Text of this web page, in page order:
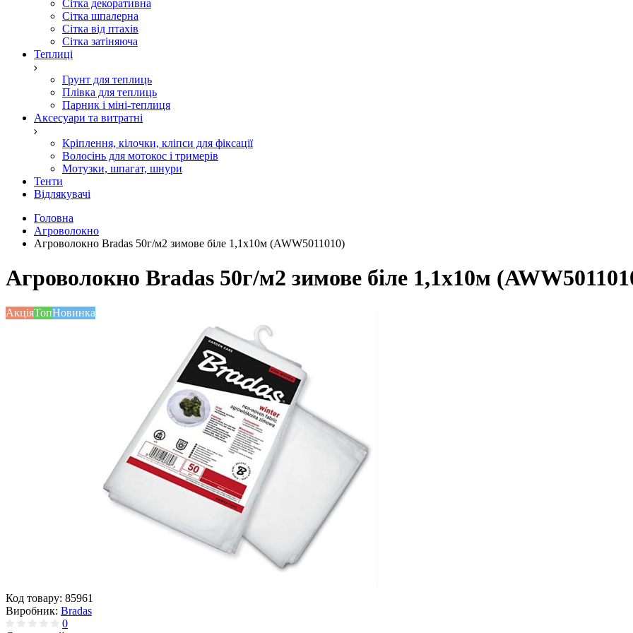
Сітка декоративна
Сітка шпалерна
Сітка від птахів
Сітка затіняюча
Теплиці
Грунт для теплиць
Плівка для теплиць
Парник і міні-теплиця
Аксесуари та витратні
Кріплення, кілочки, кліпси для фіксації
Волосінь для мотокос і тримерів
Мотузки, шпагат, шнури
Тенти
Відлякувачі
Головна
Агроволокно
Агроволокно Bradas 50г/м2 зимове біле 1,1x10м (AWW5011010)
Агроволокно Bradas 50г/м2 зимове біле 1,1x10м
АкціяТопНовинка
Код товару: 85961
Виробник: Bradas
0